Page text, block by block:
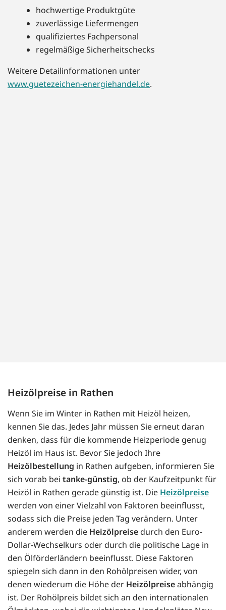
hochwertige Produktgüte
zuverlässige Liefermengen
qualifiziertes Fachpersonal
regelmäßige Sicherheitschecks
Weitere Detailinformationen unter
www.guetezeichen-energiehandel.de.
Heizölpreise in Rathen
Wenn Sie im Winter in Rathen mit Heizöl heizen,
kennen Sie das. Jedes Jahr müssen Sie erneut daran
denken, dass für die kommende Heizperiode genug
Heizöl im Haus ist. Bevor Sie jedoch Ihre
Heizölbestellung in Rathen aufgeben, informieren Sie
sich vorab bei tanke-günstig, ob der Kaufzeitpunkt für
Heizöl in Rathen gerade günstig ist. Die Heizölpreise
werden von einer Vielzahl von Faktoren beeinflusst,
sodass sich die Preise jeden Tag verändern. Unter
anderem werden die Heizölpreise durch den Euro-
Dollar-Wechselkurs oder durch die politische Lage in
den Ölförderländern beeinflusst. Diese Faktoren
spiegeln sich dann in den Rohölpreisen wider, von
denen wiederum die Höhe der Heizölpreiseabhängig
ist. Der Rohölpreis bildet sich an den internationalen